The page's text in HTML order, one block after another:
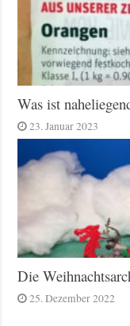
Was ist
23. Januar 2023
Die
25. Dezember 2022